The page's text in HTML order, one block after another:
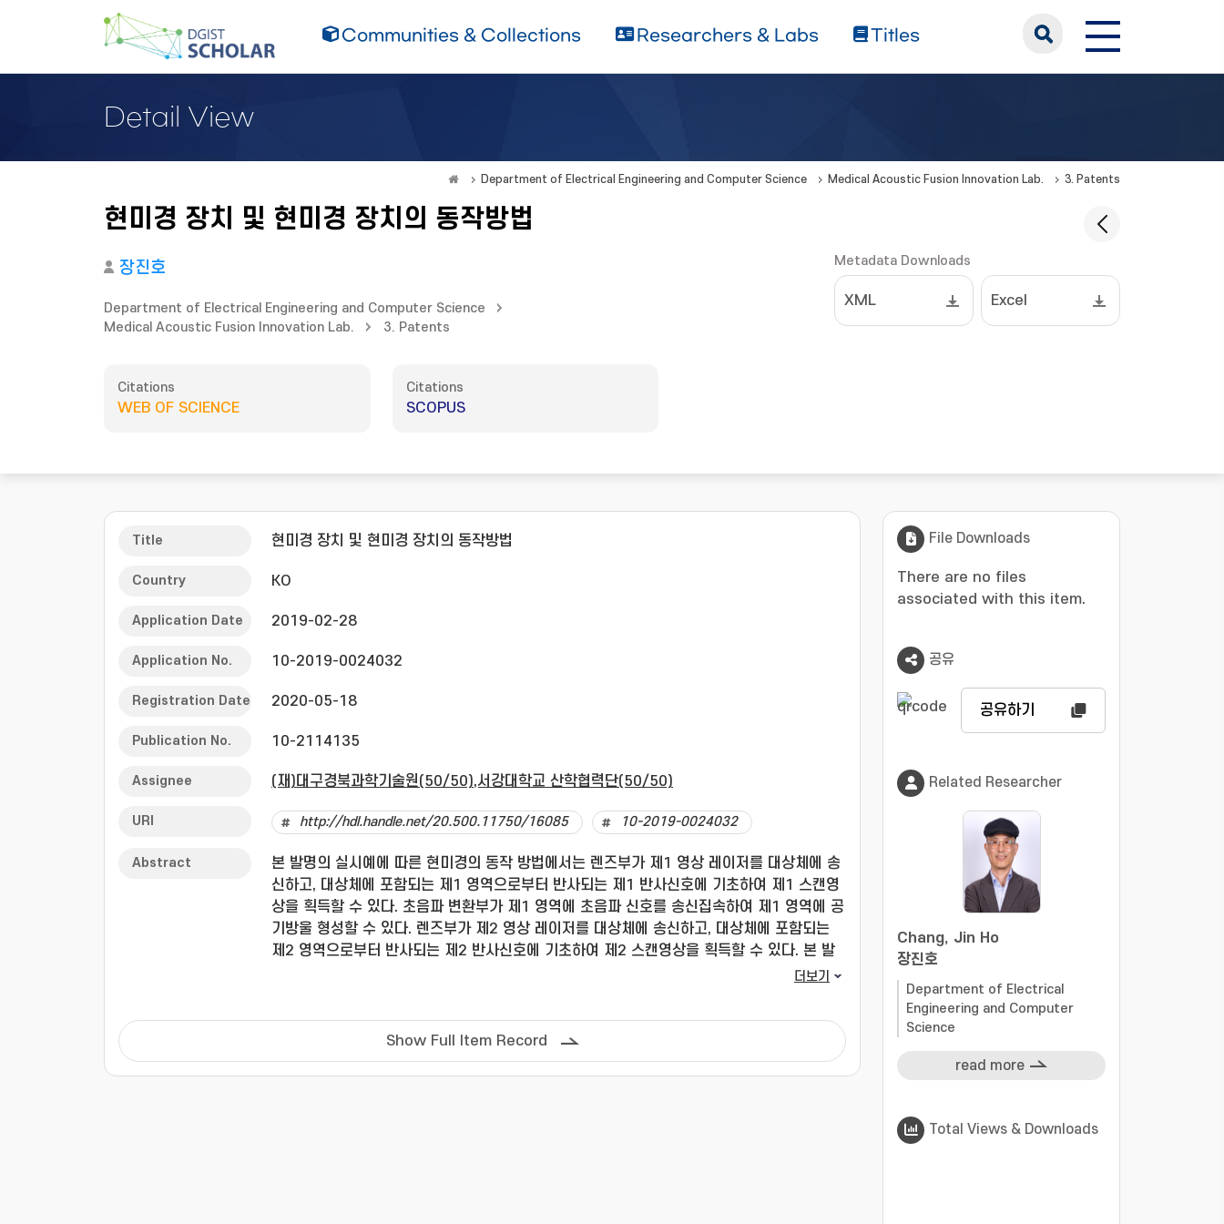
Communities & Collections Researchers & Labs Titles
Detail View
Department of Electrical Engineering and Computer Science Medical Acoustic Fusion Innovation Lab. 3. Patents
현미경 장치 및 현미경 장치의 동작방법
장진호
Department of Electrical Engineering and Computer Science
Medical Acoustic Fusion Innovation Lab.
3. Patents
Citations
WEB OF SCIENCE
Citations
SCOPUS
Metadata Downloads
XML Excel
Title 현미경 장치 및 현미경 장치의 동작방법
Country KO
Application Date 2019-02-28
Application No. 10-2019-0024032
Registration Date 2020-05-18
Publication No. 10-2114135
Assignee (재)대구경북과학기술원(50/50),서강대학교 산학협력단(50/50)
URI http://hdl.handle.net/20.500.11750/16085 10-2019-0024032
Abstract
본 발명의 실시예에 따른 현미경의 동작 방법에서는 렌즈부가 제1 영상 레이저를 대상체에 송
신하고, 대상체에 포함되는 제1 영역으로부터 반사되는 제1 반사신호에 기초하여 제1 스캔영
상을 획득할 수 있다. 초음파 변환부가 제1 영역에 초음파 신호를 송신집속하여 제1 영역에 공
기방울 형성할 수 있다. 렌즈부가 제2 영상 레이저를 대상체에 송신하고, 대상체에 포함되는
제2 영역으로부터 반사되는 제2 반사신호에 기초하여 제2 스캔영상을 획득할 수 있다. 본 발
명에 따른 현미경의 동작방법에서는 초음파 변환부는 대상체에 포함되는 제1 영역에 초음파
시킬 수 있다.
더보기
Show Full Item Record
File Downloads
There are no files
associated with this item.
공유
공유하기
Related Researcher
Chang, Jin Ho
장진호
Department of Electrical
Engineering and Computer
Science
read more
Total Views & Downloads